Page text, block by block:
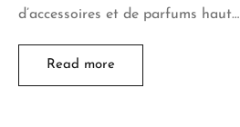
d’accessoires et de parfums haut…
Read more